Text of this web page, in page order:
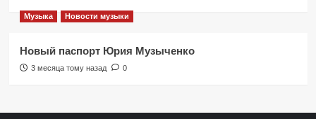
Музыка Новости музыки
Новый паспорт Юрия Музыченко
3 месяца тому назад 0